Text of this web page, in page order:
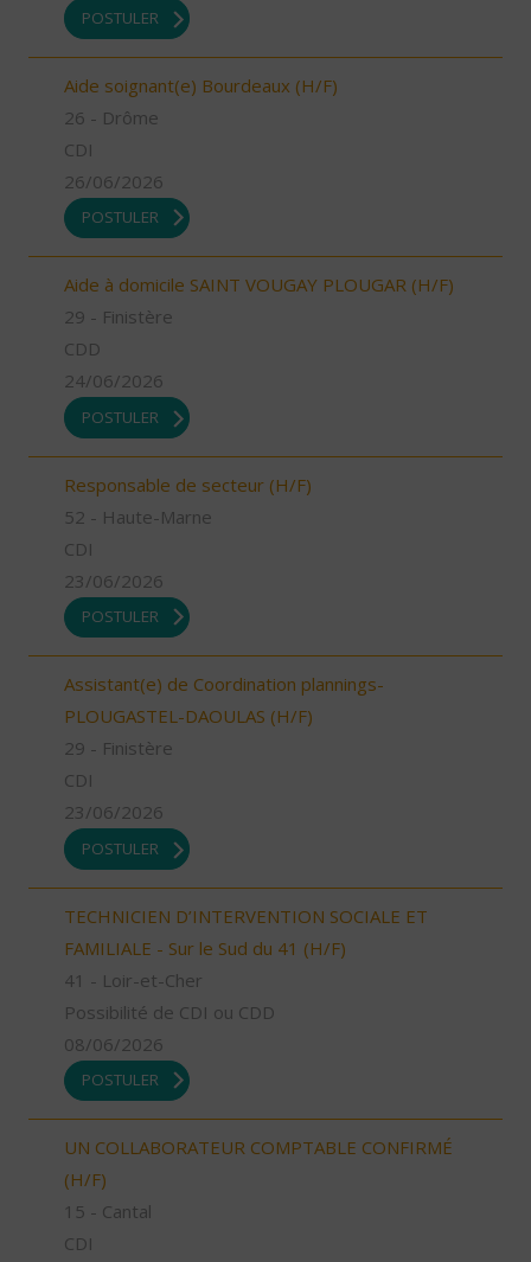
POSTULER
Aide soignant(e) Bourdeaux (H/F)
26 - Drôme
CDI
26/06/2026
POSTULER
Aide à domicile SAINT VOUGAY PLOUGAR (H/F)
29 - Finistère
CDD
24/06/2026
POSTULER
Responsable de secteur (H/F)
52 - Haute-Marne
CDI
23/06/2026
POSTULER
Assistant(e) de Coordination plannings-
PLOUGASTEL-DAOULAS (H/F)
29 - Finistère
CDI
23/06/2026
POSTULER
TECHNICIEN D’INTERVENTION SOCIALE ET
FAMILIALE - Sur le Sud du 41 (H/F)
41 - Loir-et-Cher
Possibilité de CDI ou CDD
08/06/2026
POSTULER
UN COLLABORATEUR COMPTABLE CONFIRMÉ
(H/F)
15 - Cantal
CDI